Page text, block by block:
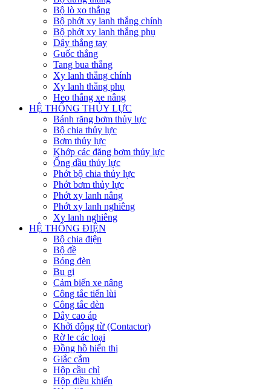
Bộ lò xo thắng
Bộ phớt xy lanh thắng chính
Bộ phớt xy lanh thắng phụ
Dây thắng tay
Guốc thắng
Tang bua thắng
Xy lanh thắng chính
Xy lanh thắng phụ
Heo thắng xe nâng
HỆ THỐNG THỦY LỰC
Bánh răng bơm thủy lực
Bộ chia thủy lực
Bơm thủy lực
Khớp các đăng bơm thủy lực
Ống dầu thủy lực
Phớt bộ chia thủy lực
Phớt bơm thủy lực
Phớt xy lanh nâng
Phớt xy lanh nghiêng
Xy lanh nghiêng
HỆ THỐNG ĐIỆN
Bộ chia điện
Bộ đề
Bóng đèn
Bu gi
Cảm biến xe nâng
Công tắc tiến lùi
Công tắc đèn
Dây cao áp
Khởi động từ (Contactor)
Rờ le các loại
Đồng hồ hiển thị
Giắc cắm
Hộp cầu chì
Hộp điều khiển